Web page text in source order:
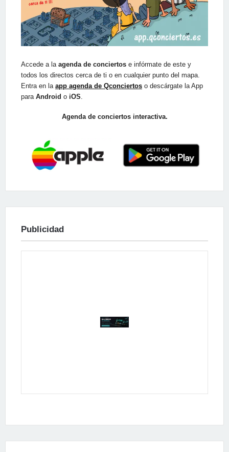
Accede a la agenda de conciertos e infórmate de este y
todos los directos cerca de ti o en cualquier punto del mapa.
Entra en la app agenda de Qconciertos o descárgate la App
para Android o iOS.
Agenda de conciertos interactiva.
Publicidad
Publicidad